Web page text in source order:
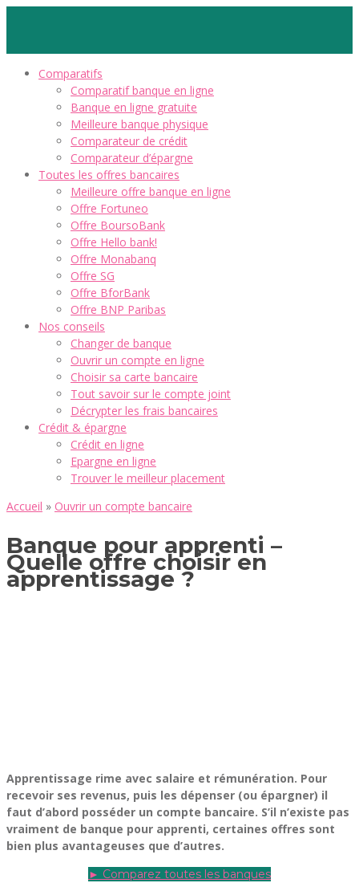
Comparatifs
Comparatif banque en ligne
Banque en ligne gratuite
Meilleure banque physique
Comparateur de crédit
Comparateur d’épargne
Toutes les offres bancaires
Meilleure offre banque en ligne
Offre Fortuneo
Offre BoursoBank
Offre Hello bank!
Offre Monabanq
Offre SG
Offre BforBank
Offre BNP Paribas
Nos conseils
Changer de banque
Ouvrir un compte en ligne
Choisir sa carte bancaire
Tout savoir sur le compte joint
Décrypter les frais bancaires
Crédit & épargne
Crédit en ligne
Epargne en ligne
Trouver le meilleur placement
Accueil » Ouvrir un compte bancaire
Banque pour apprenti –
Quelle offre choisir en
apprentissage ?
Apprentissage rime avec salaire et rémunération. Pour
recevoir ses revenus, puis les dépenser (ou épargner) il
faut d’abord posséder un compte bancaire. S’il n’existe pas
vraiment de banque pour apprenti, certaines offres sont
bien plus avantageuses que d’autres.
► Comparez toutes les banques